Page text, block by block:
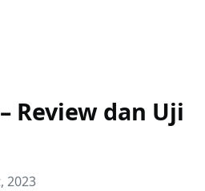
Review dan Uji
2023